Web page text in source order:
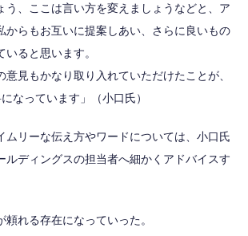
う、ここは言い方を変えましょうなどと、ア
からもお互いに提案しあい、さらに良いもの
ると思います。
意見もかなり取り入れていただけたことが、
なっています」（小口氏）
ムリーな伝え方やワードについては、小口氏
ルディングスの担当者へ細かくアドバイスす
頼れる存在になっていった。